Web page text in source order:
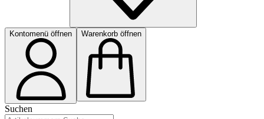
Kontomenü öffnen Warenkorb öffnen
Suchen